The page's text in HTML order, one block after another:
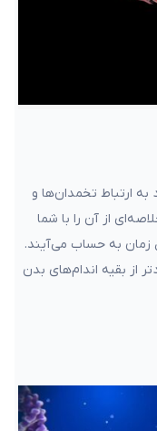
به ارتباط تخمدان‌ها و
از آن را با شما
زمان به حساب می‌آیند.
از بقیه اندام‌های بدن